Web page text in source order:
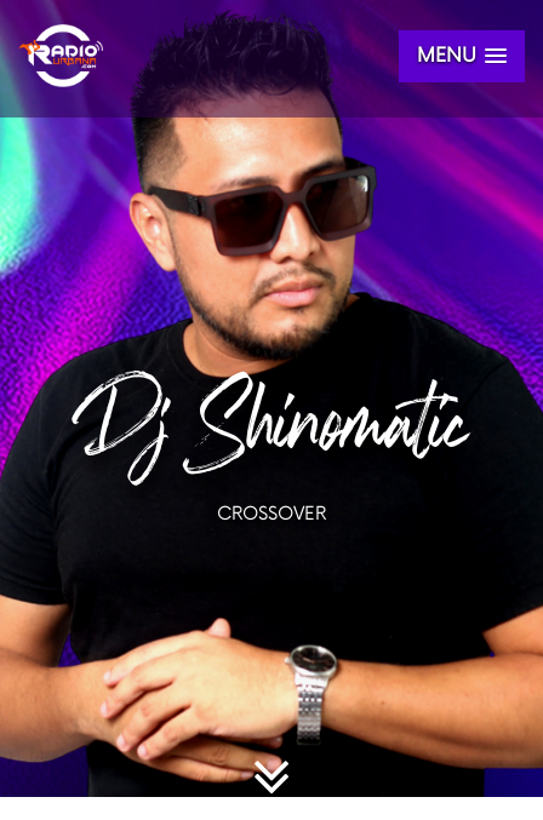
MENU
Dj Shinomatic
CROSSOVER